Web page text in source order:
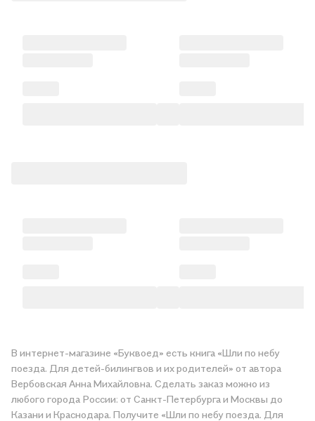
В интернет-магазине «Буквоед» есть книга «Шли по небу
поезда. Для детей-билингвов и их родителей» от автора
Вербовская Анна Михайловна. Сделать заказ можно из
любого города России: от Санкт-Петербурга и Москвы до
Казани и Краснодара. Получите «Шли по небу поезда. Для